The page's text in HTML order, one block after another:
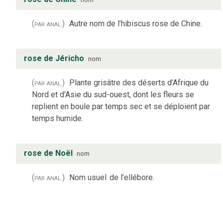
(par anal.) Autre nom de l’hibiscus rose de Chine.
rose de Jéricho nom
(par anal.) Plante grisâtre des déserts d’Afrique du
Nord et d’Asie du sud-ouest, dont les fleurs se
replient en boule par temps sec et se déploient par
temps humide.
rose de Noël nom
(par anal.) Nom usuel de l’ellébore.